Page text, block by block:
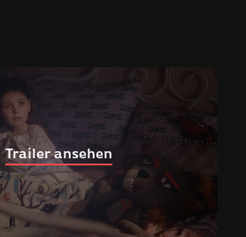
Trailer ansehen